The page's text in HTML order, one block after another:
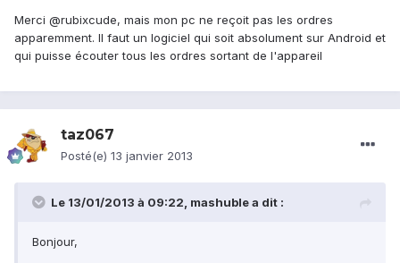
Merci @rubixcude, mais mon pc ne reçoit pas les ordres
apparemment. Il faut un logiciel qui soit absolument sur Android et
qui puisse écouter tous les ordres sortant de l'appareil
taz067
Posté(e) 13 janvier 2013
Le 13/01/2013 à 09:22, mashuble a dit :
Bonjour,